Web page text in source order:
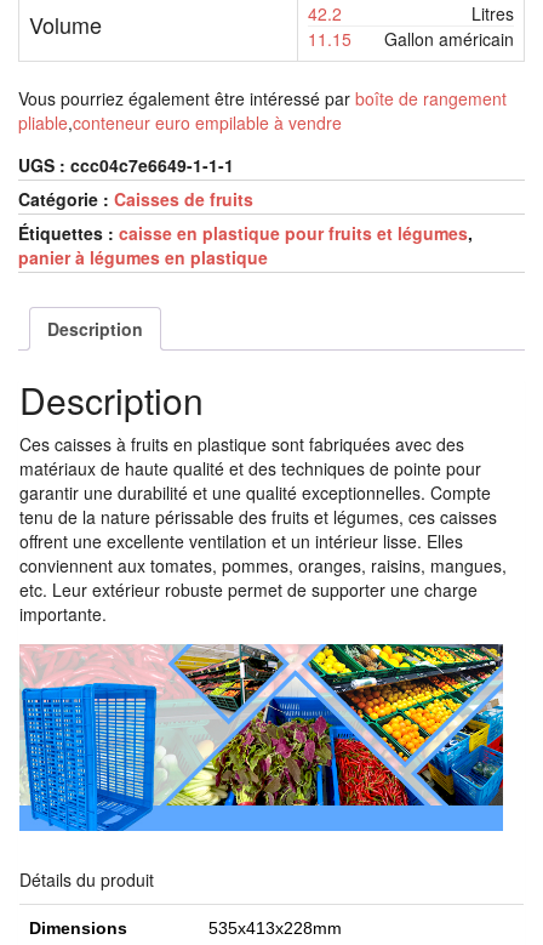
Volume 42.2
Litres
11.15
Gallon américain
Vous pourriez également être intéressé par boîte de rangement
pliable,conteneur euro empilable à vendre
UGS : ccc04c7e6649-1-1-1
Catégorie : Caisses de fruits
Étiquettes : caisse en plastique pour fruits et légumes,
panier à légumes en plastique
Description
Description
Ces caisses à fruits en plastique sont fabriquées avec des
matériaux de haute qualité et des techniques de pointe pour
garantir une durabilité et une qualité exceptionnelles. Compte
tenu de la nature périssable des fruits et légumes, ces caisses
offrent une excellente ventilation et un intérieur lisse. Elles
conviennent aux tomates, pommes, oranges, raisins, mangues,
etc. Leur extérieur robuste permet de supporter une charge
importante.
Détails du produit
Dimensions 535x413x228mm